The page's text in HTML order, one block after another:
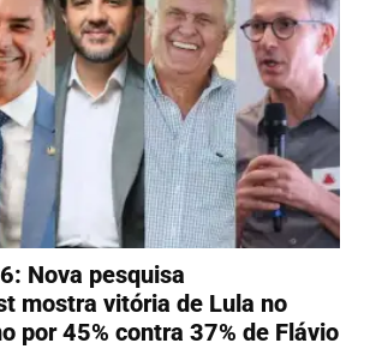
Nova pesquisa
mostra vitória de Lula no
por 45% contra 37% de Flávio